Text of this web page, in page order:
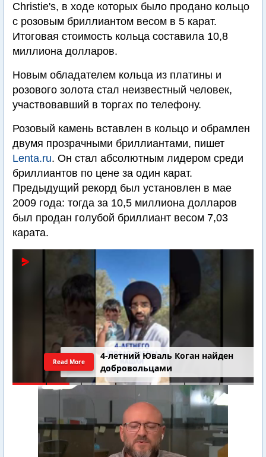
Christie's, в ходе которых было продано кольцо
с розовым бриллиантом весом в 5 карат.
Итоговая стоимость кольца составила 10,8
миллиона долларов.
Новым обладателем кольца из платины и
розового золота стал неизвестный человек,
участвовавший в торгах по телефону.
Розовый камень вставлен в кольцо и обрамлен
двумя прозрачными бриллиантами, пишет
Lenta.ru. Он стал абсолютным лидером среди
бриллиантов по цене за один карат.
Предыдущий рекорд был установлен в мае
2009 года: тогда за 10,5 миллиона долларов
был продан голубой бриллиант весом 7,03
карата.
4-летний Юваль Коган найден
добровольцами
Read More